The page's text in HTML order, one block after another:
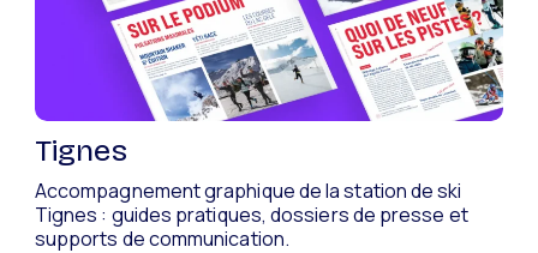
Tignes
Accompagnement graphique de la station de ski
Tignes : guides pratiques, dossiers de presse et
supports de communication.